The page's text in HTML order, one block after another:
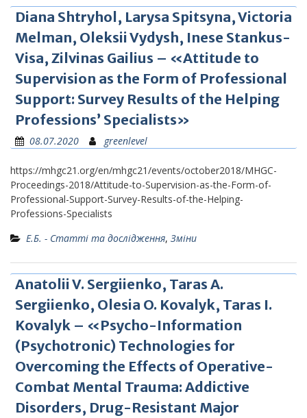
Diana Shtryhol, Larysa Spitsyna, Victoria
Melman, Oleksii Vydysh, Inese Stankus-
Visa, Zilvinas Gailius – «Attitude to
Supervision as the Form of Professional
Support: Survey Results of the Helping
Professions’ Specialists»
08.07.2020 greenlevel
https://mhgc21.org/en/mhgc21/events/october2018/MHGC-
Proceedings-2018/Attitude-to-Supervision-as-the-Form-of-
Professional-Support-Survey-Results-of-the-Helping-
Professions-Specialists
Е.Б. - Статті та дослідження, Зміни
Anatolii V. Sergiienko, Taras A.
Sergiienko, Olesia O. Kovalyk, Taras I.
Kovalyk – «Psycho-Information
(Psychotronic) Technologies for
Overcoming the Effects of Operative-
Combat Mental Trauma: Addictive
Disorders, Drug-Resistant Major